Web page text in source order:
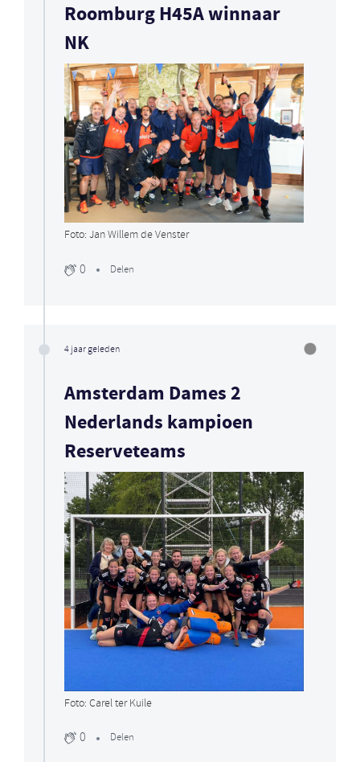
Roomburg H45A winnaar
NK
Foto: Jan Willem de Venster
0 Delen
4 jaar geleden
Amsterdam Dames 2
Nederlands kampioen
Reserveteams
Foto: Carel ter Kuile
0 Delen